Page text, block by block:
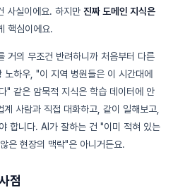
사실이에요. 하지만 진짜 도메인 지식은
핵심이에요.
거의 무조건 반려하니까 처음부터 다른
노하우, "이 지역 병원들은 이 시간대에
" 같은 암묵적 지식은 학습 데이터에 안
사람과 직접 대화하고, 같이 일해보고,
합니다. AI가 잘하는 건 "이미 적혀 있는
은 현장의 맥락"은 아니거든요.
점